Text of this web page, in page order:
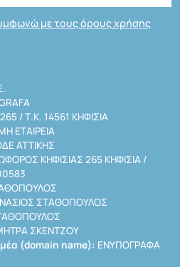
με τους όρους χρήσης
/ Τ.Κ. 14561 ΚΗΦΙΣΙΑ
ΕΤΑΙΡΕΙΑ
ΑΤΤΙΚΗΣ
ΚΗΦΙΣΙΑΣ 265 ΚΗΦΙΣΙΑ /
ΣΤΑΘΟΠΟΥΛΟΣ
ΣΚΕΝΤΖΟΥ
(domain name): ΕΝΥΠΟΓΡΑΦΑ